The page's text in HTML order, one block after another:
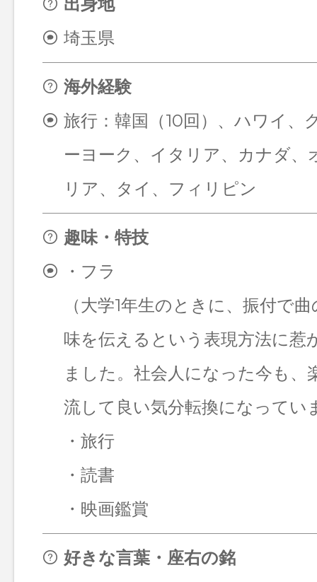
埼玉県
海外経験
旅行：韓国（10回）、ハワイ、
ーヨーク、イタリア、カナダ、
リア、タイ、フィリピン
趣味・特技
・フラ
（大学1年生のときに、振付で
味を伝えるという表現方法に惹
ました。社会人になった今も、
流して良い気分転換になってい
・旅行
・読書
・映画鑑賞
好きな言葉・座右の銘